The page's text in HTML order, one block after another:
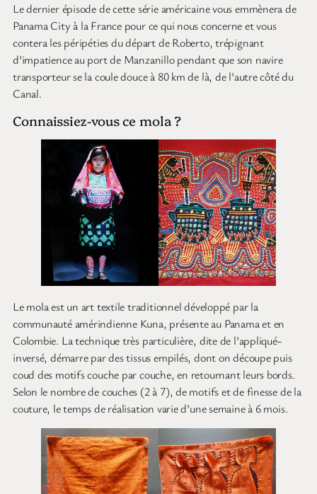
Le dernier épisode de cette série américaine vous emmènera de
Panama City à la France pour ce qui nous concerne et vous
contera les péripéties du départ de Roberto, trépignant
d’impatience au port de Manzanillo pendant que son navire
transporteur se la coule douce à 80 km de là, de l’autre côté du
Canal.
Connaissiez-vous ce mola ?
Le mola est un art textile traditionnel développé par la
communauté amérindienne Kuna, présente au Panama et en
Colombie. La technique très particulière, dite de l’appliqué-
inversé, démarre par des tissus empilés, dont on découpe puis
coud des motifs couche par couche, en retournant leurs bords.
Selon le nombre de couches (2 à 7), de motifs et de finesse de la
couture, le temps de réalisation varie d’une semaine à 6 mois.